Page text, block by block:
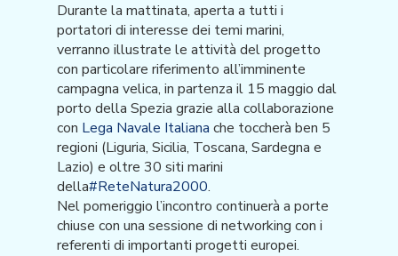
Durante la mattinata, aperta a tutti i
portatori di interesse dei temi marini,
verranno illustrate le attività del progetto
con particolare riferimento all’imminente
campagna velica, in partenza il 15 maggio dal
porto della Spezia grazie alla collaborazione
con Lega Navale Italiana che toccherà ben 5
regioni (Liguria, Sicilia, Toscana, Sardegna e
Lazio) e oltre 30 siti marini
della#ReteNatura2000.
Nel pomeriggio l’incontro continuerà a porte
chiuse con una sessione di networking con i
referenti di importanti progetti europei.